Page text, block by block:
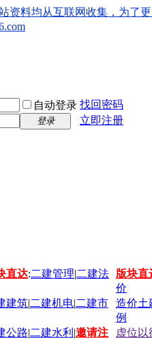
资料均从互联网收集，为了
自动登录 找回密码
登录
立即注册
直达:二建管理|二建法
版块直
价
建筑|二建机电|二建市
造价土
例
公路|二建水利 |邀请注
虚位以